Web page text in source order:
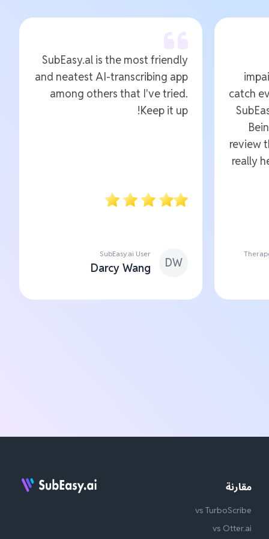
catch
review
really
SubEasy.al is the most friendly
and neatest AI-transcribing app
among others that I've tried.
Keep it up!
DW
SubEasy.ai User
Darcy Wang
مقارنة
vs TurboScribe
vs Otter.ai